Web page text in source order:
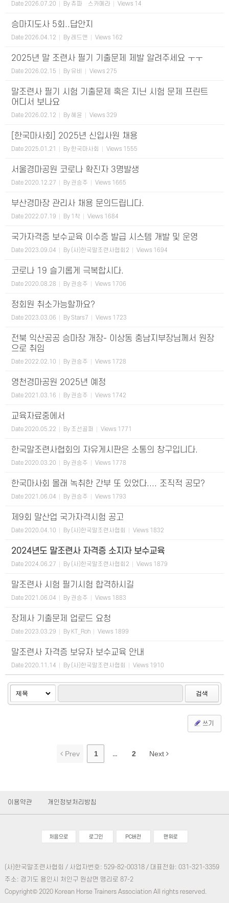
Date 2026.07.20 By 츄파츕스카메라 Views 14
승마지도사 5회..답안지
Date 2026.04.12 By 레드앤 Views 162
2025년 말 조련사 필기 기출문제 제발 알려주세요 ㅜㅜ
Date 2026.02.15 By 유비 Views 275
말조련사 필기 시험 기출문제 혹은 지닌 시험 문제 프린트
어디서 보나요
Date 2026.02.12 By 혜윤 Views 329
[한국마사회] 2025년 신입사원 채용
Date 2025.01.21 By 한국마사회 Views 1555
서울경마공원 코로나 확진자 3명발생
Date 2020.12.27 By 권승주 Views 1665
부산경마장 관리사 채용 문의드립니다.
Date 2022.07.19 By 1착 Views 1684
국가자격증 보수교육 이수증 발급 시스템 개발 및 운영
Date 2023.09.04 By (사)한국말조련사협회2 Views 1694
코로나 19 슬기롭게 극복합시다.
Date 2020.08.28 By 권승주 Views 1706
정회원 취소가능할까요?
Date 2023.03.06 ByStars7 Views 1723
전북 익산공공 승마장 개장- 이상동 충남지부장님께서 원장
으로 취임
Date 2022.02.10 By 권승주 Views 1728
영천경마공원 2025년 예정
Date 2021.03.16 By 권승주 Views 1742
교육자료중에서
Date 2020.05.22 By 조선골퍼 Views 1771
한국말조련사협회의 자유게시판은 소통의 창구입니다.
Date 2020.03.20 By 권승주 Views 1778
한국마사회 몰래 녹취한 간부 또 있었다.... 조직적 공모?
Date 2021.06.04 By 권승주 Views 1793
제9회 말산업 국가자격시험 공고
Date 2020.04.10 By (사)한국말조련사협회 Views 1832
2024년도 말조련사 자격증 소지자 보수교육
Date 2024.06.27 By (사)한국말조련사협회2 Views 1879
말조련사 시험 필기시험 합격하시길
Date 2021.06.04 By 권승주 Views 1883
장제사 기출문제 업로드 요청
Date 2023.03.29 By KT_Roh Views 1899
말조련사 자격증 보유자 보수교육 안내
Date 2020.11.14 By (사)한국말조련사협회 Views 1910
검색
쓰기
Prev 1 ... 2 Next
이용약관 개인정보처리방침
(사)한국말조련사협회 / 사업자번호: 529-82-00318 / 대표전화: 031-321-3359
주소: 경기도 용인시 처인구 원삼면 맹리로 87-2
Copyright© 2020 Korean Horse Trainers Association All rights reserved.